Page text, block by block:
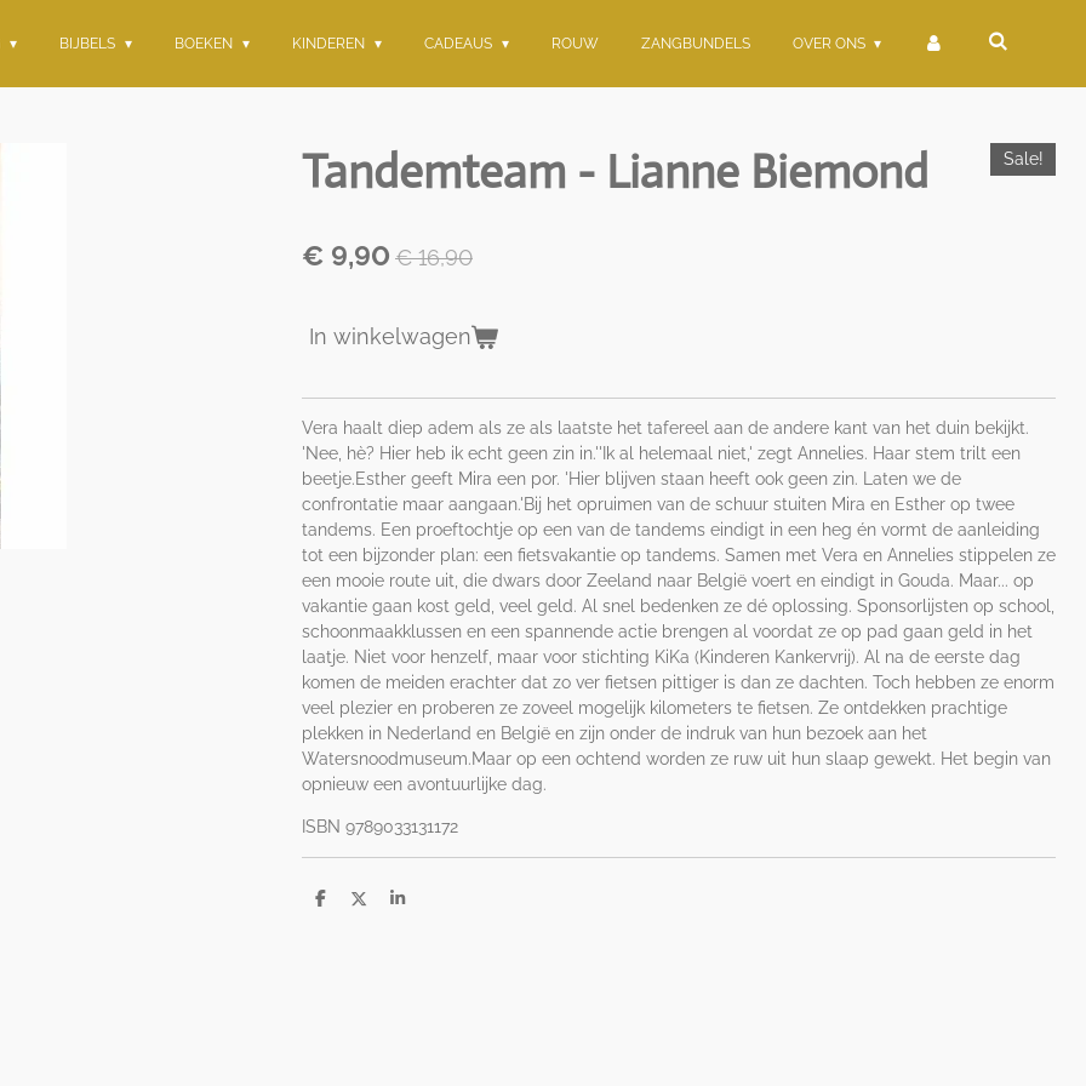
BIJBELS BOEKEN KINDEREN CADEAUS ROUW ZANGBUNDELS OVER ONS
Tandemteam - Lianne Biemond Sale!
€ 9,90 € 16,90
In winkelwagen
Vera haalt diep adem als ze als laatste het tafereel aan de andere kant van het duin bekijkt.
'Nee, hè? Hier heb ik echt geen zin in.''Ik al helemaal niet,' zegt Annelies. Haar stem trilt een
beetje.Esther geeft Mira een por. 'Hier blijven staan heeft ook geen zin. Laten we de
confrontatie maar aangaan.'Bij het opruimen van de schuur stuiten Mira en Esther op twee
tandems. Een proeftochtje op een van de tandems eindigt in een heg én vormt de aanleiding
tot een bijzonder plan: een fietsvakantie op tandems. Samen met Vera en Annelies stippelen ze
een mooie route uit, die dwars door Zeeland naar België voert en eindigt in Gouda. Maar... op
vakantie gaan kost geld, veel geld. Al snel bedenken ze dé oplossing. Sponsorlijsten op school,
schoonmaakklussen en een spannende actie brengen al voordat ze op pad gaan geld in het
laatje. Niet voor henzelf, maar voor stichting KiKa (Kinderen Kankervrij). Al na de eerste dag
komen de meiden erachter dat zo ver fietsen pittiger is dan ze dachten. Toch hebben ze enorm
veel plezier en proberen ze zoveel mogelijk kilometers te fietsen. Ze ontdekken prachtige
plekken in Nederland en België en zijn onder de indruk van hun bezoek aan het
Watersnoodmuseum.Maar op een ochtend worden ze ruw uit hun slaap gewekt. Het begin van
opnieuw een avontuurlijke dag.
ISBN 9789033131172
D
D
S